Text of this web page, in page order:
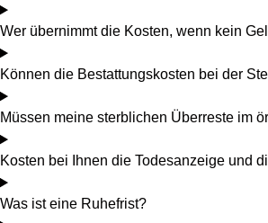
Wer übernimmt die Kosten, wenn kein
Können die Bestattungskosten bei der
Müssen meine sterblichen Überreste im
Kosten bei Ihnen die Todesanzeige und
Was ist eine Ruhefrist?